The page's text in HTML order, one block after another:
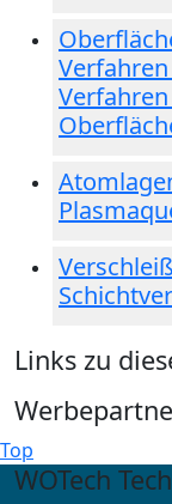
Links zu
Top
WOTech